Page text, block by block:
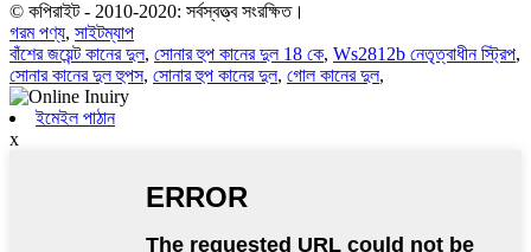
© কপিরাইট - 2010-2020: সর্বস্বত্ত্ব সংরক্ষিত।
গরম পণ্য, সাইটম্যাপ
বাঁশের জয়েন্ট কানের দুল, সোনার হুপ কানের দুল 18 কে, Ws2812b নেতৃত্বাধীন স্ট্রিপ,
সোনার কানের দুল হুপস, সোনার হুপ কানের দুল, গোল কানের দুল,
ইমেইল পাঠান
x